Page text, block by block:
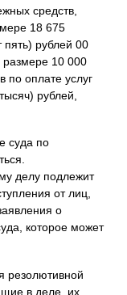
средств,
18 675
пять) рублей 00
размере 10 000
по оплате услуг
рублей,
суда по
делу подлежит
от лиц,
о
которое может
резолютивной
в деле, их